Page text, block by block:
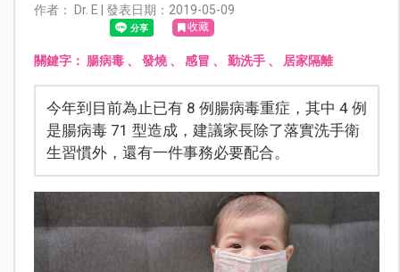
作者： Dr. E | 發表日期：2019-05-09
收藏
關鍵字： 腸病毒、 發燒、 感冒 、 勤洗手、 居家隔離
今年到目前為止已有 8 例腸病毒重症，其中 4 例
是腸病毒 71 型造成，建議家長除了落實洗手衛
生習慣外，還有一件事務必要配合。